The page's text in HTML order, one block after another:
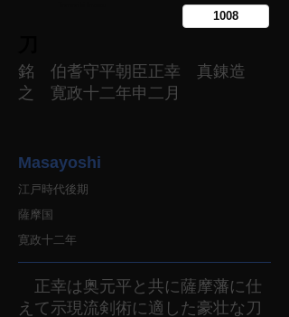
銘 伯耆守平朝臣正幸 真錬造
之 寛政十二年申二月
Masayoshi
江戸時代後期
薩摩国
寛政十二年
正幸は奥元平と共に薩摩藩に仕
えて示現流剣術に適した豪壮な刀